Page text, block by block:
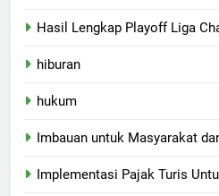
Hasil Lengkap Playoff Liga
hiburan
hukum
Imbauan untuk Masyarakat
Implementasi Pajak Turis